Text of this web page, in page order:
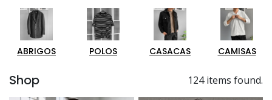
ABRIGOS POLOS CASACAS CAMISAS
Shop 124 items found.